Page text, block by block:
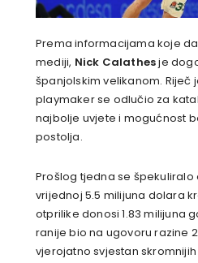
Prema informacijama koje
mediji, Nick Calathesje
španjolskim velikanom. Riječ
playmaker se odlučio za
najbolje uvjete i mogućnost
postolja.
Prošlog tjedna se špekuliralo
vrijednoj 5.5 milijuna dolara
otprilike donosi 1.83 milijuna
ranije bio na ugovoru razine
vjerojatno svjestan